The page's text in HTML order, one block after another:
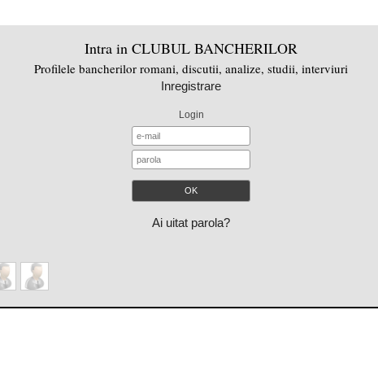
Intra in CLUBUL BANCHERILOR
Profilele bancherilor romani, discutii, analize, studii, interviuri
Inregistrare
Login
Ai uitat parola?